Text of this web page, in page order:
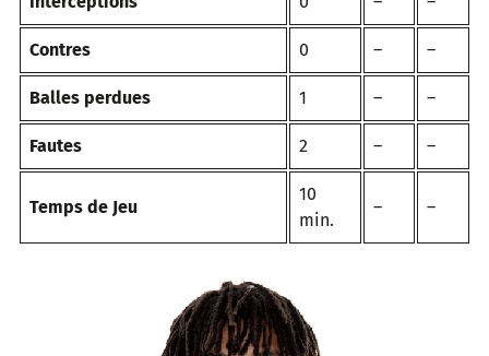
Contres 0 – –
Balles perdues 1 – –
Fautes 2 – –
Temps de Jeu
10
min.
– –